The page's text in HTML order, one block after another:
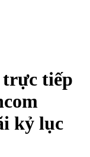
trực tiếp
kỷ lục